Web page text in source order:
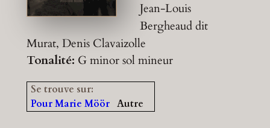
Jean-Louis
Bergheaud dit
Murat, Denis Clavaizolle
Tonalité: G minorsol mineur
Se trouve sur:
Pour Marie Möör Autre